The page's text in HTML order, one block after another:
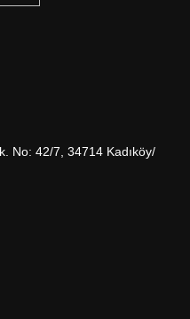
No: 42/7, 34714 Kadıköy/